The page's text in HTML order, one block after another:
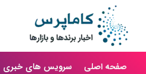
صفحه اصلی سرویس های خبری